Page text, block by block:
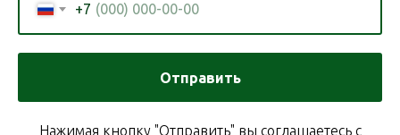
+7
Отправить
Нажимая кнопку "Отправить" вы соглашаетесь с